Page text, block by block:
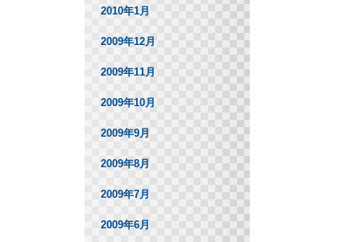
2010年1月
2009年12月
2009年11月
2009年10月
2009年9月
2009年8月
2009年7月
2009年6月